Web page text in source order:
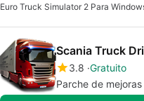
Euro Truck Simulator 2 Para
Scania Truck
3.8 Gratuito
Parche de